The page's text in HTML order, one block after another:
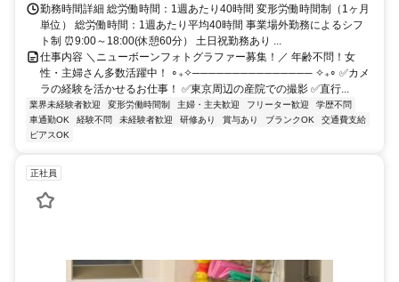
勤務時間詳細 総労働時間：1週あたり40時間 変形労働時間制（1ヶ月
単位） 総労働時間：1週あたり平均40時間 事業場外勤務によるシフ
ト制 ⏰9:00～18:00(休憩60分） 土日祝勤務あり ...
仕事内容 ＼ニューボーンフォトグラファー募集！／ 年齢不問！女
性・主婦さん多数活躍中！ ∘₊✧─────────────── ✧₊∘ ✅カメ
ラの経験を活かせるお仕事！ ✅東京周辺の産院での撮影 ✅直行...
業界未経験者歓迎 変形労働時間制 主婦・主夫歓迎 フリーター歓迎
学歴不問
車通勤OK
経験不問 未経験者歓迎 研修あり 賞与あり ブランクOK
交通費支給
ピアスOK
正社員